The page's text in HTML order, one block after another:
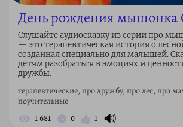
День рождения мышонка
Слушайте аудиосказку из серии про
— это терапевтическая история о
созданная специально для малышей.
детям разобраться в эмоциях и
дружбы.
терапевтические, про дружбу, про лес, про
поучительные
1 681 0 1 🔊